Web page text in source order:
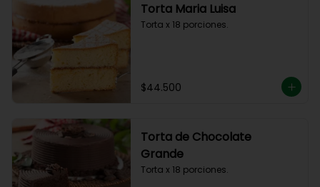
Torta Maria Luisa
Torta x 18 porciones.
$44.500
Torta de Chocolate
Grande
Torta x 18 porciones.